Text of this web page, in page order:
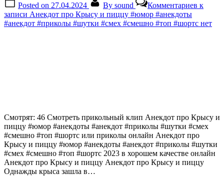
Posted on 27.04.2024 By sound Комментариев к
записи Анекдот про Крысу и пиццу #юмор #анекдоты
#анекдот #приколы #шутки #смех #смешно #топ #шортс нет
Смотрят: 46 Смотреть прикольный клип Анекдот про Крысу и
пиццу #юмор #анекдоты #анекдот #приколы #шутки #смех
#смешно #топ #шортс или приколы онлайн Анекдот про
Крысу и пиццу #юмор #анекдоты #анекдот #приколы #шутки
#смех #смешно #топ #шортс 2023 в хорошем качестве онлайн
Анекдот про Крысу и пиццу Анекдот про Крысу и пиццу
Однажды крыса зашла в…